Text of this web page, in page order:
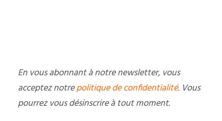
En vous abonnant à notre newsletter, vous
acceptez notrepolitique de confidentialité. Vous
pourrez vous désinscrire à tout moment.